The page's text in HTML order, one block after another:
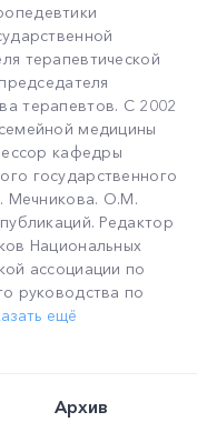
терапевтической
терапевтов. С 2002
медицины
кафедры
государственного
Мечникова. О.М.
Редактор
Национальных
ассоциации по
руководства по
ещё
Архив